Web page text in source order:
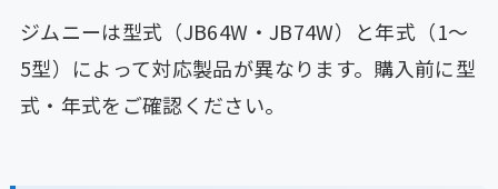
ジムニーは型式（JB64W・JB74W）と年式（1〜
5型）によって対応製品が異なります。購入前に型
式・年式をご確認ください。